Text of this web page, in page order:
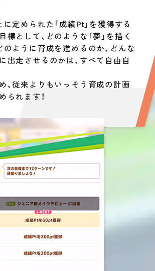
に定められた「成績Pt」を獲得する
標として、どのような「夢」を描く
のように育成を進めるのか、どんな
出走させるのかは、すべて自由自
、従来よりもいっそう育成の計画
られます！